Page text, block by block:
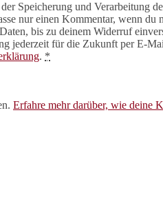
Speicherung und Verarbeitung
nur einen Kommentar, wenn du
bis zu deinem Widerruf
jederzeit für die Zukunft per E-
. *
Erfahre mehr darüber, wie deine